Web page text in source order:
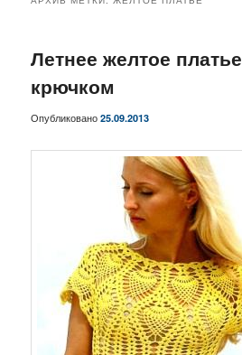
Летнее желтое платье
крючком
Опубликовано25.09.2013